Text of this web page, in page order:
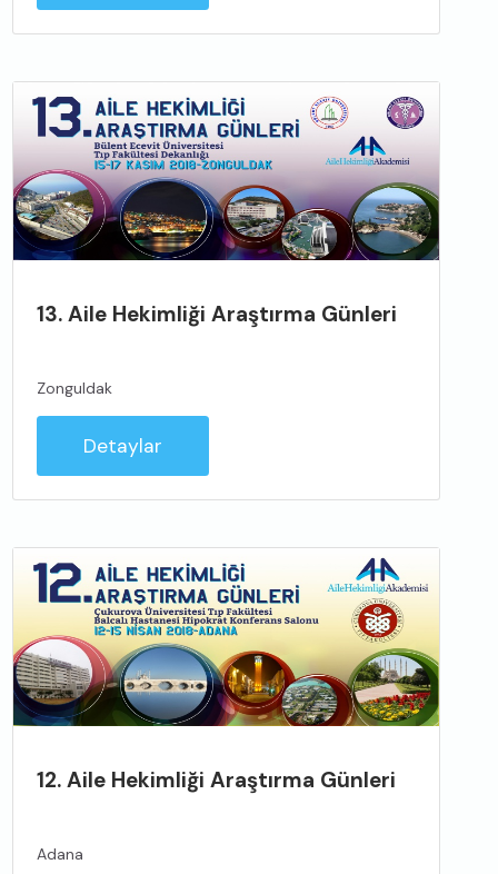
13. Aile Hekimliği Araştırma Günleri
Zonguldak
Detaylar
12. Aile Hekimliği Araştırma Günleri
Adana